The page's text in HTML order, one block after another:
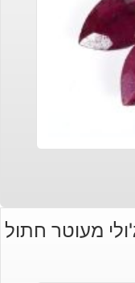
מעוטר חתול